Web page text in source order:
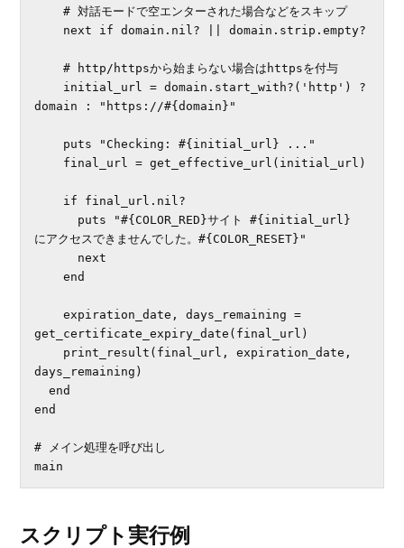
    # 対話モードで空エンターされた場合などをスキップ
    # http/httpsから始まらない場合はhttpsを付与
domain : "https://#{domain}"
にアクセスできませんでした。#{COLOR_RESET}"
    end
    expiration_date, days_remaining =
get_certificate_expiry_date(final_url)
days_remaining)
  end
end
# メイン処理を呼び出し
main
スクリプト実行例